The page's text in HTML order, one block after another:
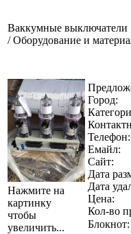
Ваккумные выключатели
/ Оборудование и
Нажмите на
картинку
чтобы
увеличить...
Город:
Телефон:
Емайл:
Сайт:
Дата
Дата
Цена:
Кол-во
Блокнот: